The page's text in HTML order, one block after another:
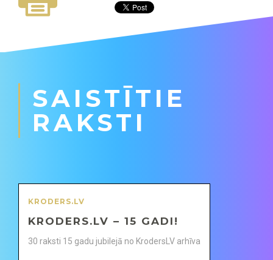
SAISTĪTIE
RAKSTI
KRODERS.LV
KRODERS.LV – 15 GADI!
30 raksti 15 gadu jubilejā no KrodersLV arhīva